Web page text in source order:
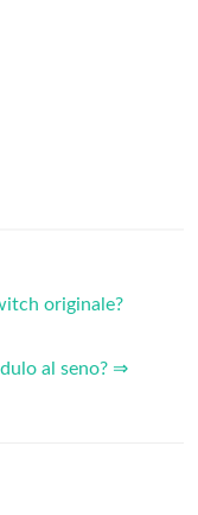
originale?
al seno? ⇒